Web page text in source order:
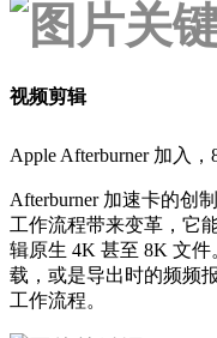
视频剪辑
Apple Afterburner 加入
Afterburner 加速卡的创
工作流程带来变革，它
辑原生 4K 甚至 8K 文
载，或是导出时的频频
工作流程。